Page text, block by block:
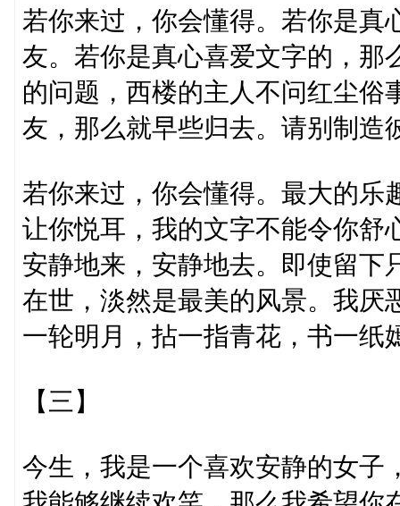
若你来过，你会懂得。若你是真
友。若你是真心喜爱文字的，那
的问题，西楼的主人不问红尘俗
友，那么就早些归去。请别制造
若你来过，你会懂得。最大的乐
让你悦耳，我的文字不能令你舒
安静地来，安静地去。即使留下
在世，淡然是最美的风景。我厌
一轮明月，拈一指青花，书一纸
【三】
今生，我是一个喜欢安静的女子